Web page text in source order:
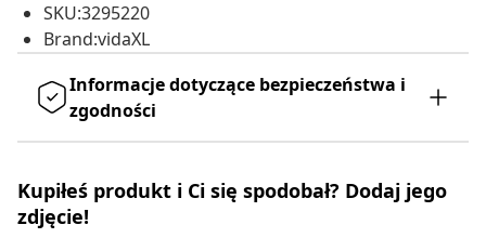
SKU:3295220
Brand:vidaXL
Informacje dotyczące bezpieczeństwa i
zgodności
Kupiłeś produkt i Ci się spodobał? Dodaj jego
zdjęcie!